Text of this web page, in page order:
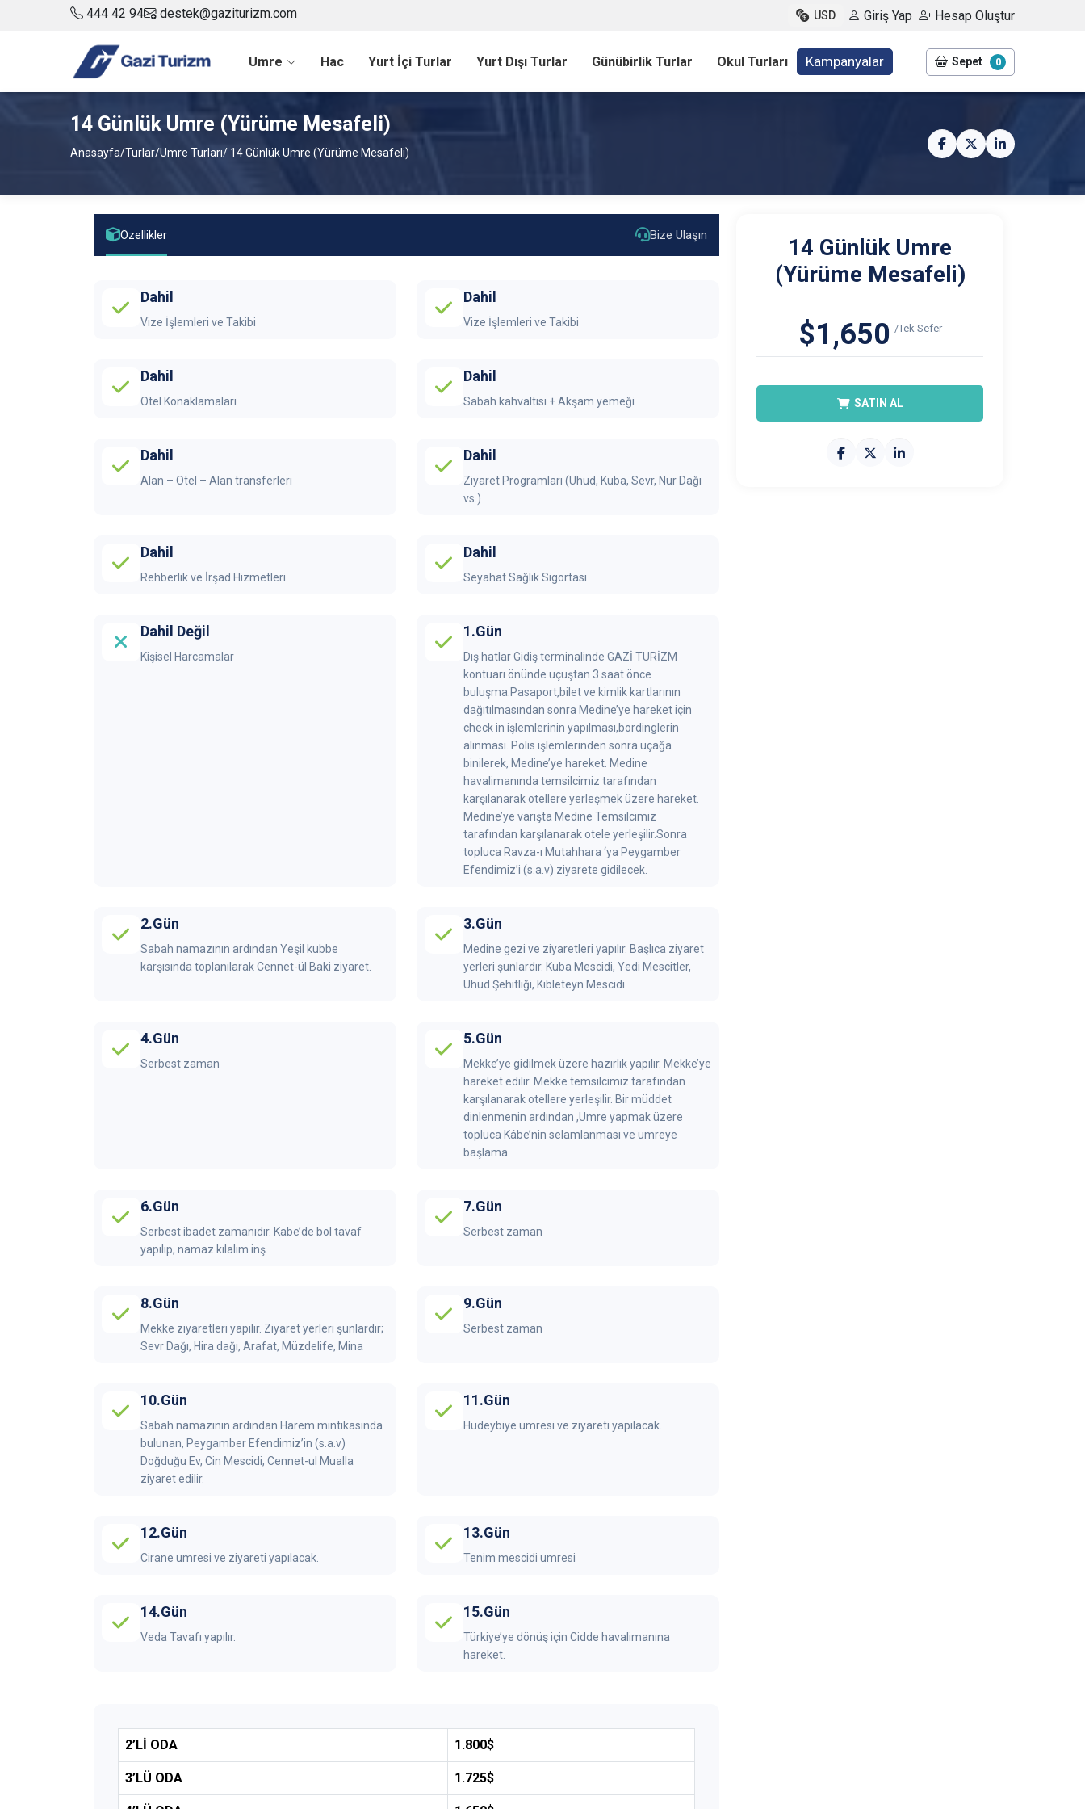
444 42 94 destek@gaziturizm.com USD Giriş Yap Hesap Oluştur
Umre Hac Yurt İçi Turlar Yurt Dışı Turlar Günübirlik Turlar Okul Turları Kampanyalar Sepet 0
14 Günlük Umre (Yürüme Mesafeli)
Anasayfa/Turlar/Umre Turları/ 14 Günlük Umre (Yürüme Mesafeli)
14 Günlük Umre
(Yürüme Mesafeli)
$1,650 /Tek Sefer
SATIN AL
Özellikler Bize Ulaşın
Dahil
Vize İşlemleri ve Takibi
Dahil
Vize İşlemleri ve Takibi
Dahil
Otel Konaklamaları
Dahil
Sabah kahvaltısı + Akşam yemeği
Dahil
Alan – Otel – Alan transferleri
Dahil
Ziyaret Programları (Uhud, Kuba, Sevr, Nur Dağı
vs.)
Dahil
Rehberlik ve İrşad Hizmetleri
Dahil
Seyahat Sağlık Sigortası
Dahil Değil
Kişisel Harcamalar
1.Gün
Dış hatlar Gidiş terminalinde GAZİ TURİZM
kontuarı önünde uçuştan 3 saat önce
buluşma.Pasaport,bilet ve kimlik kartlarının
dağıtılmasından sonra Medine’ye hareket için
check in işlemlerinin yapılması,bordinglerin
alınması. Polis işlemlerinden sonra uçağa
binilerek, Medine’ye hareket. Medine
havalimanında temsilcimiz tarafından
karşılanarak otellere yerleşmek üzere hareket.
Medine’ye varışta Medine Temsilcimiz
tarafından karşılanarak otele yerleşilir.Sonra
topluca Ravza-ı Mutahhara ‘ya Peygamber
Efendimiz’i (s.a.v) ziyarete gidilecek.
2.Gün
Sabah namazının ardından Yeşil kubbe
karşısında toplanılarak Cennet-ül Baki ziyaret.
3.Gün
Medine gezi ve ziyaretleri yapılır. Başlıca ziyaret
yerleri şunlardır. Kuba Mescidi, Yedi Mescitler,
Uhud Şehitliği, Kıbleteyn Mescidi.
4.Gün
Serbest zaman
5.Gün
Mekke’ye gidilmek üzere hazırlık yapılır. Mekke’ye
hareket edilir. Mekke temsilcimiz tarafından
karşılanarak otellere yerleşilir. Bir müddet
dinlenmenin ardından ,Umre yapmak üzere
topluca Kâbe’nin selamlanması ve umreye
başlama.
6.Gün
Serbest ibadet zamanıdır. Kabe’de bol tavaf
yapılıp, namaz kılalım inş.
7.Gün
Serbest zaman
8.Gün
Mekke ziyaretleri yapılır. Ziyaret yerleri şunlardır;
Sevr Dağı, Hira dağı, Arafat, Müzdelife, Mina
9.Gün
Serbest zaman
10.Gün
Sabah namazının ardından Harem mıntıkasında
bulunan, Peygamber Efendimiz’in (s.a.v)
Doğduğu Ev, Cin Mescidi, Cennet-ul Mualla
ziyaret edilir.
11.Gün
Hudeybiye umresi ve ziyareti yapılacak.
12.Gün
Cirane umresi ve ziyareti yapılacak.
13.Gün
Tenim mescidi umresi
14.Gün
Veda Tavafı yapılır.
15.Gün
Türkiye’ye dönüş için Cidde havalimanına
hareket.
2’Lİ ODA 1.800$
3’LÜ ODA 1.725$